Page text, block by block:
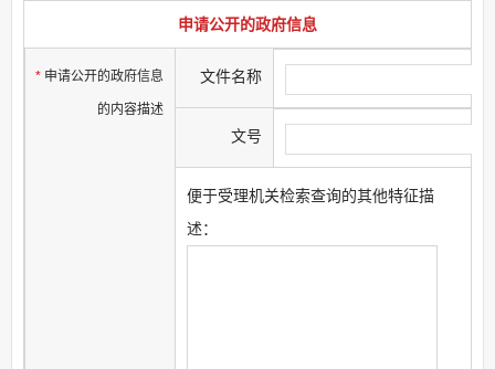
申请公开的政府信息
* 申请公开的政府信息
的内容描述
文件名称
文号
便于受理机关检索查询的其他特征描
述：